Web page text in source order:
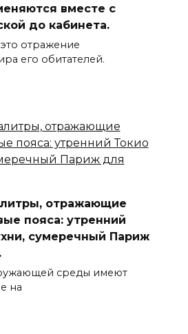
вместе с
до кабинета.
отражение
его обитателей.
отражающие
пояса: утренний
сумеречный Париж
среды имеют
на